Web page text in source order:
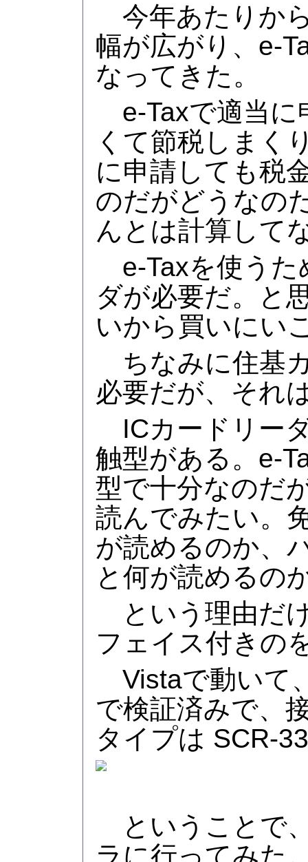
今年あたりか
幅が広がり、e-
なってきた。
e-Taxで適当に
くて節税しまく
に申請しても税
のだがどうなの
んとは計算して
e-Taxを使うた
ダが必要だ。と
いから買いにい
ちなみに住基
必要だが、それ
ICカードリー
触型がある。e-
型で十分なのだ
読んでみたい。
が読めるのか、
と何が読めるの
という理由だ
フェイス付きの
Vistaで動いて
で検証済みで、
タイプは SCR-
ということで
ラに行ってみた